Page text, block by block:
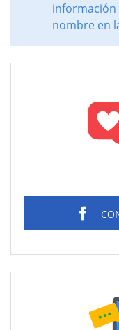
información
nombre en